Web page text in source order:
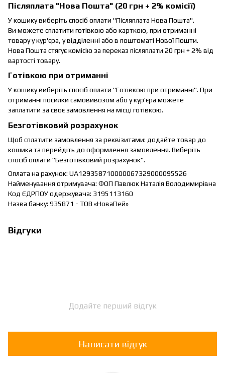
Післяплата "Нова Пошта" (20 грн + 2% комісії)
У кошику виберіть спосіб оплати "Післяплата Нова Пошта".
Ви можете сплатити готівкою або карткою, при отриманні
товару у кур'єра, у відділенні або в поштоматі Нової Пошти.
Нова Пошта стягує комісію за переказ післяплати 20 грн + 2% від
вартості товару.
Готівкою при отриманні
У кошику виберіть спосіб оплати "Готівкою при отриманні". При
отриманні посилки самовивозом або у кур’єра можете
заплатити за своє замовлення на місці готівкою.
Безготівковий розрахунок
Щоб сплатити замовлення за реквізитами: додайте товар до
кошика та перейдіть до оформлення замовлення. Виберіть
спосіб оплати "Безготівковий розрахунок".
Оплата на рахунок: UA129358710000067329000095526
Найменування отримувача: ФОП Павлюк Наталія Володимирівна
Код ЄДРПОУ одержувача: 3195113160
Назва банку: 935871 - ТОВ «НоваПей»
Відгуки
Додайте перший відгук
Написати відгук